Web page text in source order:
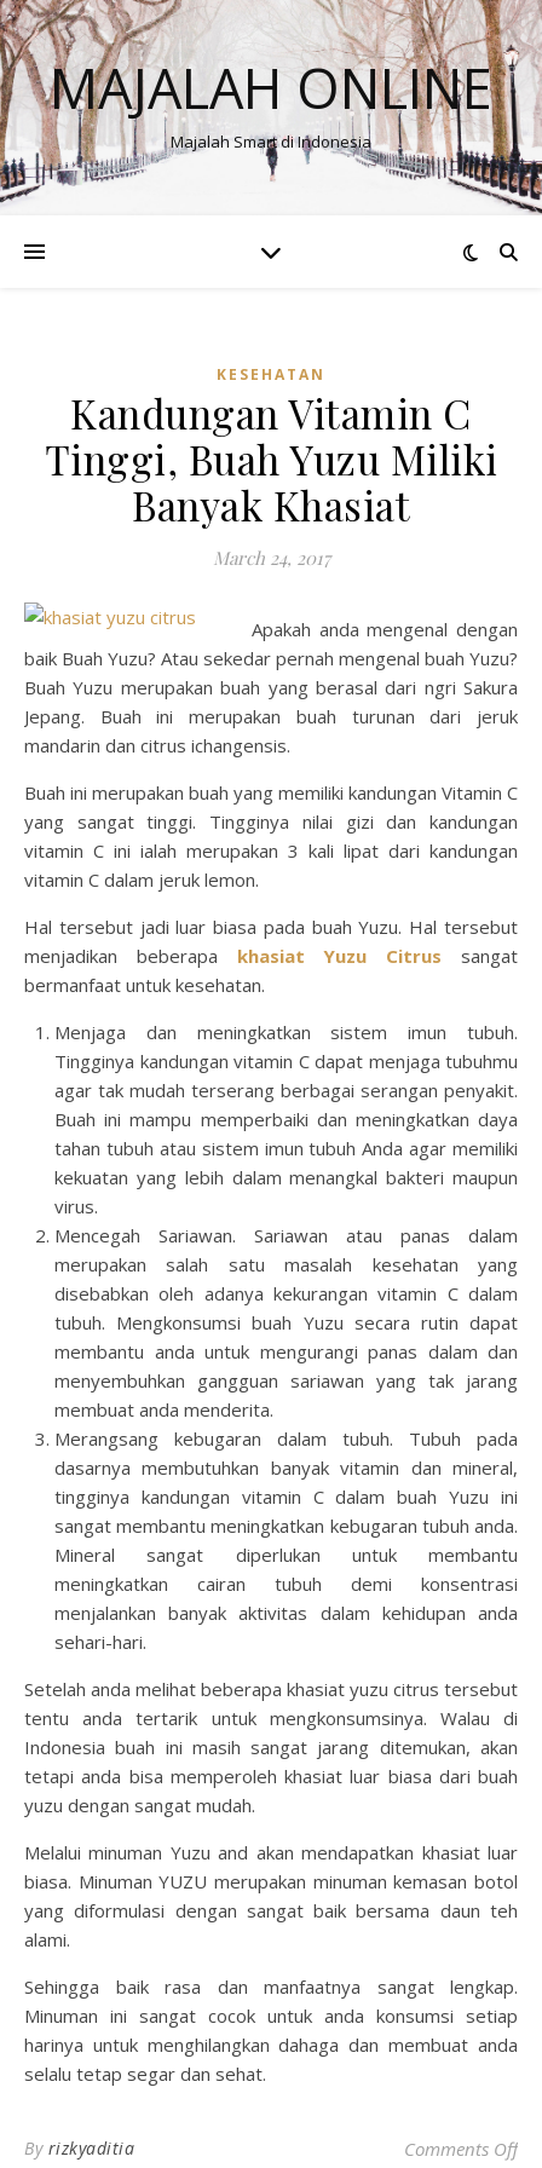
MAJALAH ONLINE
Majalah Smart di Indonesia
KESEHATAN
Kandungan Vitamin C
Tinggi, Buah Yuzu Miliki
Banyak Khasiat
March 24, 2017
Apakah anda mengenal dengan
baik Buah Yuzu? Atau sekedar pernah mengenal buah Yuzu?
Buah Yuzu merupakan buah yang berasal dari ngri Sakura
Jepang. Buah ini merupakan buah turunan dari jeruk
mandarin dan citrus ichangensis.
Buah ini merupakan buah yang memiliki kandungan Vitamin C
yang sangat tinggi. Tingginya nilai gizi dan kandungan
vitamin C ini ialah merupakan 3 kali lipat dari kandungan
vitamin C dalam jeruk lemon.
Hal tersebut jadi luar biasa pada buah Yuzu. Hal tersebut
menjadikan beberapa khasiat Yuzu Citrus sangat
bermanfaat untuk kesehatan.
Menjaga dan meningkatkan sistem imun tubuh.
Tingginya kandungan vitamin C dapat menjaga tubuhmu
agar tak mudah terserang berbagai serangan penyakit.
Buah ini mampu memperbaiki dan meningkatkan daya
tahan tubuh atau sistem imun tubuh Anda agar memiliki
kekuatan yang lebih dalam menangkal bakteri maupun
virus.
Mencegah Sariawan. Sariawan atau panas dalam
merupakan salah satu masalah kesehatan yang
disebabkan oleh adanya kekurangan vitamin C dalam
tubuh. Mengkonsumsi buah Yuzu secara rutin dapat
membantu anda untuk mengurangi panas dalam dan
menyembuhkan gangguan sariawan yang tak jarang
membuat anda menderita.
Merangsang kebugaran dalam tubuh. Tubuh pada
dasarnya membutuhkan banyak vitamin dan mineral,
tingginya kandungan vitamin C dalam buah Yuzu ini
sangat membantu meningkatkan kebugaran tubuh anda.
Mineral sangat diperlukan untuk membantu
meningkatkan cairan tubuh demi konsentrasi
menjalankan banyak aktivitas dalam kehidupan anda
sehari-hari.
Setelah anda melihat beberapa khasiat yuzu citrus tersebut
tentu anda tertarik untuk mengkonsumsinya. Walau di
Indonesia buah ini masih sangat jarang ditemukan, akan
tetapi anda bisa memperoleh khasiat luar biasa dari buah
yuzu dengan sangat mudah.
Melalui minuman Yuzu and akan mendapatkan khasiat luar
biasa. Minuman YUZU merupakan minuman kemasan botol
yang diformulasi dengan sangat baik bersama daun teh
alami.
Sehingga baik rasa dan manfaatnya sangat lengkap.
Minuman ini sangat cocok untuk anda konsumsi setiap
harinya untuk menghilangkan dahaga dan membuat anda
selalu tetap segar dan sehat.
By rizkyaditia Comments Offon